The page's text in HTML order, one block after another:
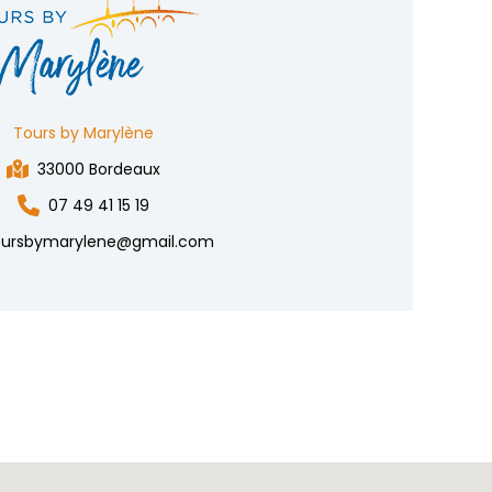
Tours by Marylène
33000 Bordeaux
07 49 41 15 19